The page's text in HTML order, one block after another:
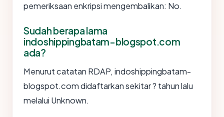
pemeriksaan enkripsi mengembalikan: No.
Sudah berapa lama
indoshippingbatam-blogspot.com
ada?
Menurut catatan RDAP, indoshippingbatam-
blogspot.com didaftarkan sekitar ? tahun lalu
melalui Unknown.